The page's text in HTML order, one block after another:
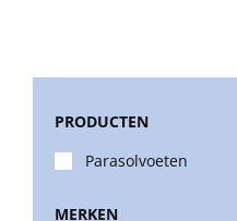
Stokparasols
PRODUCTEN
Parasolvoeten
MERKEN